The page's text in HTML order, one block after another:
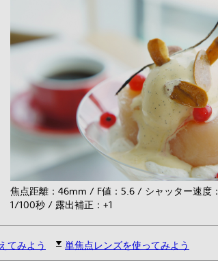
焦点距離：46mm / F値：5.6 / シャッター速度：
1/100秒 / 露出補正：+1
てみよう 単焦点レンズを使ってみよう